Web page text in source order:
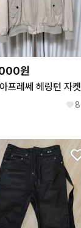
원
8